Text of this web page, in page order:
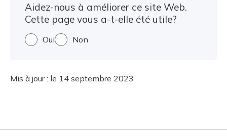
Aidez-nous à améliorer ce site Web.
Cette page vous a-t-elle été utile?
Oui Non
Mis à jour : le 14 septembre 2023